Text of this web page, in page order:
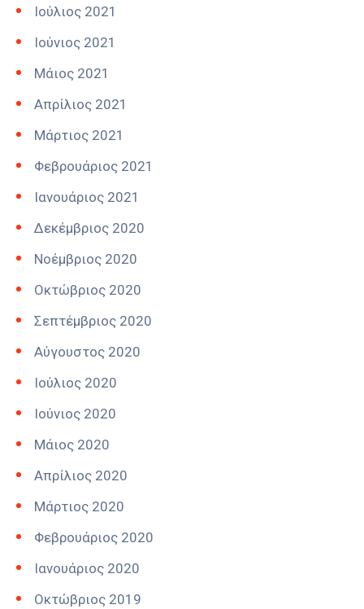
Ιούλιος 2021
Ιούνιος 2021
Μάιος 2021
Απρίλιος 2021
Μάρτιος 2021
Φεβρουάριος 2021
Ιανουάριος 2021
Δεκέμβριος 2020
Νοέμβριος 2020
Οκτώβριος 2020
Σεπτέμβριος 2020
Αύγουστος 2020
Ιούλιος 2020
Ιούνιος 2020
Μάιος 2020
Απρίλιος 2020
Μάρτιος 2020
Φεβρουάριος 2020
Ιανουάριος 2020
Οκτώβριος 2019